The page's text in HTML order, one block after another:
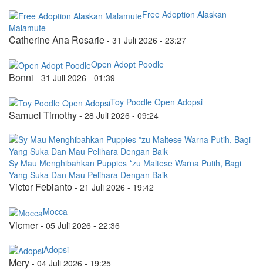
Free Adoption Alaskan
Malamute
Catherine Ana Rosarie - 31 Juli 2026 - 23:27
Open Adopt Poodle
Bonni - 31 Juli 2026 - 01:39
Toy Poodle Open Adopsi
Samuel Timothy - 28 Juli 2026 - 09:24
Sy Mau Menghibahkan Puppies *zu Maltese Warna Putih, Bagi
Yang Suka Dan Mau Pelihara Dengan Baik
Victor Febianto - 21 Juli 2026 - 19:42
Mocca
Vicmer- 05 Juli 2026 - 22:36
Adopsi
Mery - 04 Juli 2026 - 19:25